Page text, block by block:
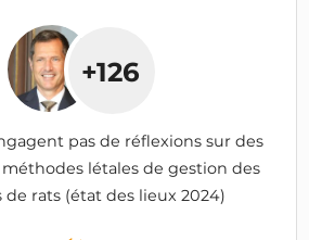
+126
pas de réflexions sur des
létales de gestion des
rats (état des lieux 2024)